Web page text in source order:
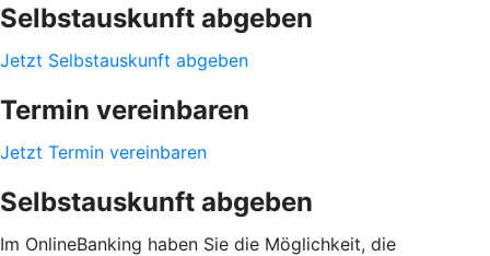
Selbstauskunft abgeben
Jetzt Selbstauskunft abgeben
Termin vereinbaren
Jetzt Termin vereinbaren
Selbstauskunft abgeben
Im OnlineBanking haben Sie die Möglichkeit, die